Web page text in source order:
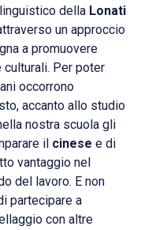
della Lonati
un approccio
a promuovere
Per poter
occorrono
accanto allo studio
nostra scuola gli
il cinese e di
vantaggio nel
del lavoro. E non
partecipare a
con altre